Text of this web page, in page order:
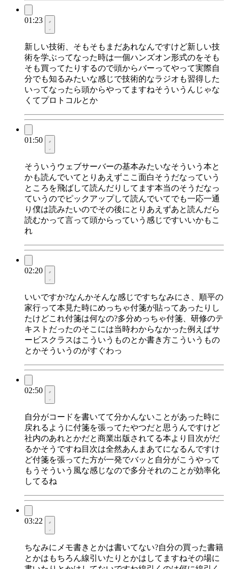
01:23
新しい技術、そもそもまだあれなんですけど新しい技
術を学ぶってなった時は一個ハンズオン形式のをそも
そも買ってたりするので頭からバーってやって実際自
分でも知るみたいな感じで技術的なラジオも習得した
いってなったら頭からやってますねそういうんじゃな
くてプロトコルとか
01:50
そういうウェブサーバーの基本みたいなそういう本と
かも読んでいてとりあえずここ面白そうだなっていう
ところを飛ばして読んだりしてます本当のそうだなっ
ていうのでピックアップして読んでいてでも一応一通
り僕は読みたいのでその後にとりあえずあと読んだら
読むかって言って頭からっていう感じですいいかもこ
れ
02:20
いいですか?なんかそんな感じですちなみにさ、順平の
家行って本見た時にめっちゃ付箋が貼ってあったりし
たけどこれ付箋は何なの?多分めっちゃ付箋、研修のテ
キストだったのそこには当時わからなかった例えばサ
ービスクラスはこういうものとか書き方こういうもの
とかそういうのがすぐわっ
02:50
自分がコードを書いてて分かんないことがあった時に
戻れるように付箋を張ってたやつだと思うんですけど
社内のあれとかだと商業出版されてる本より目次がだ
るかそうですね目次は全然あんまあてになるんですけ
ど付箋を張ってた方が一発でバッと自分がこうやって
もうそういう風な感じなので多分それのことが効率化
してるね
03:22
ちなみにメモ書きとかは書いてない?自分の買った書籍
とかはもちろん線引いたりとかはしてますねその場に